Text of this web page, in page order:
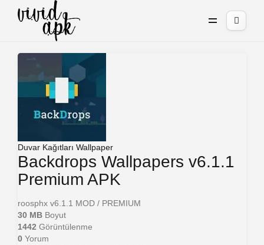
Duvar Kağıtları Wallpaper
Backdrops Wallpapers v6.1.1
Premium APK
roosphx v6.1.1 MOD / PREMIUM
30 MB Boyut
1442 Görüntülenme
0 Yorum